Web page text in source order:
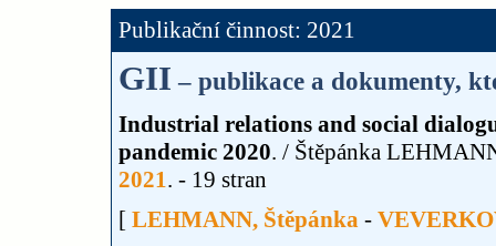
Publikační činnost: 2021
GII – publikace a dokumenty,
Industrial relations and social
pandemic 2020. / Štěpánka
2021. - 19 stran
[ LEHMANN, Štěpánka -